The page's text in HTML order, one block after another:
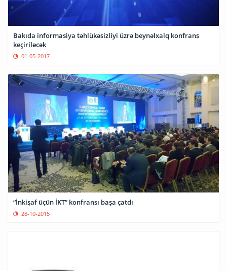
Bakıda informasiya təhlükəsizliyi üzrə beynəlxalq konfrans
keçiriləcək
01-05-2017
“İnkişaf üçün İKT” konfransı başa çatdı
28-10-2015